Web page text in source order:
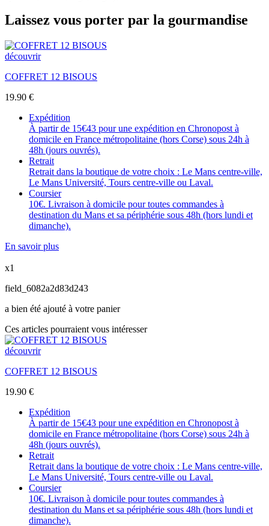
Laissez vous porter par la gourmandise
découvrir
COFFRET 12 BISOUS
19.90 €
Expédition
À partir de 15€43 pour une expédition en Chronopost à
domicile en France métropolitaine (hors Corse) sous 24h à
48h (jours ouvrés).
Retrait
Retrait dans la boutique de votre choix : Le Mans centre-ville,
Le Mans Université, Tours centre-ville ou Laval.
Coursier
10€. Livraison à domicile pour toutes commandes à
destination du Mans et sa périphérie sous 48h (hors lundi et
dimanche).
En savoir plus
x1
field_6082a2d83d243
a bien été ajouté à votre panier
Ces articles pourraient vous intéresser
découvrir
COFFRET 12 BISOUS
19.90 €
Expédition
À partir de 15€43 pour une expédition en Chronopost à
domicile en France métropolitaine (hors Corse) sous 24h à
48h (jours ouvrés).
Retrait
Retrait dans la boutique de votre choix : Le Mans centre-ville,
Le Mans Université, Tours centre-ville ou Laval.
Coursier
10€. Livraison à domicile pour toutes commandes à
destination du Mans et sa périphérie sous 48h (hors lundi et
dimanche).